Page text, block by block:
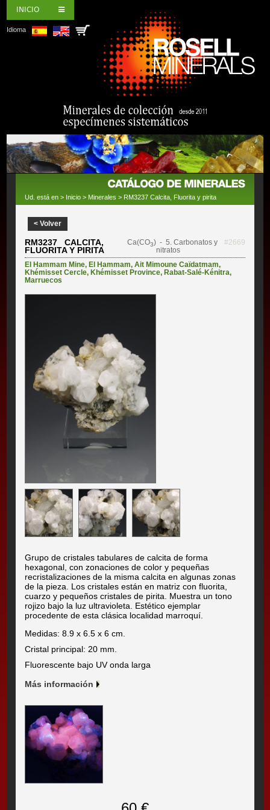
INICIO
Idioma
Ud. está en > Inicio > Minerales > RM3237 Calcita, Fluorita y pirita
< Volver
RM3237 CALCITA,
FLUORITA Y PIRITA
Ca(CO3) - 5. Carbonatos y
nitratos
#2669
El Hammam Mine, El Hammam,Ait Mimoune Caïdatmam,
Khémisset Cercle, Khémisset Province, Rabat-Salé-Kénitra,
Marruecos
Grupo de cristales tabulares de calcita de forma
hexagonal, con zonaciones de color y pequeñas
recristalizaciones de la misma calcita en algunas zonas
de la pieza. Los cristales están en matriz con fluorita,
cuarzo y pequeños cristales de pirita. Muestra un tono
rojizo bajo la luz ultravioleta. Estético ejemplar
procedente de esta clásica localidad marroquí.
Medidas: 8.9 x 6.5 x 6 cm.
Cristal principal: 20 mm.
Fluorescente bajo UV onda larga
Más información